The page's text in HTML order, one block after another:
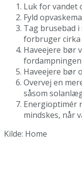
Luk for vandet
Fyld
Tag brusebad
forbruger cirka
Haveejere bør
Haveejere bør
Overvej en
såsom
Energioptimér
mindskes, når
Kilde: Home